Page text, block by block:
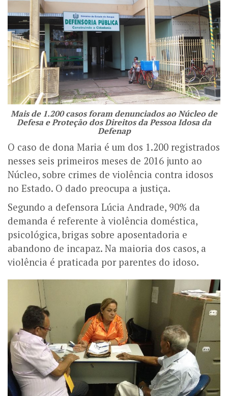
Mais de 1.200 casos foram denunciados ao Núcleo de
Defesa e Proteção dos Direitos da Pessoa Idosa da
Defenap
O caso de dona Maria é um dos 1.200 registrados
nesses seis primeiros meses de 2016 junto ao
Núcleo, sobre crimes de violência contra idosos
no Estado. O dado preocupa a justiça.
Segundo a defensora Lúcia Andrade, 90% da
demanda é referente à violência doméstica,
psicológica, brigas sobre aposentadoria e
abandono de incapaz. Na maioria dos casos, a
violência é praticada por parentes do idoso.